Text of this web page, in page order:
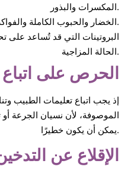
المكسرات والبذور.
الخضار والحبوب الكاملة والفواكه.
البروتينات التي قد تُساعد
الحالة المزاجية.
الحرص على
إذ يجب اتباع تعليمات الطبيب
الموصوفة، لأن نسيان الجرعة
يمكن أن يكون خطيرًا.
الإقلاع عن